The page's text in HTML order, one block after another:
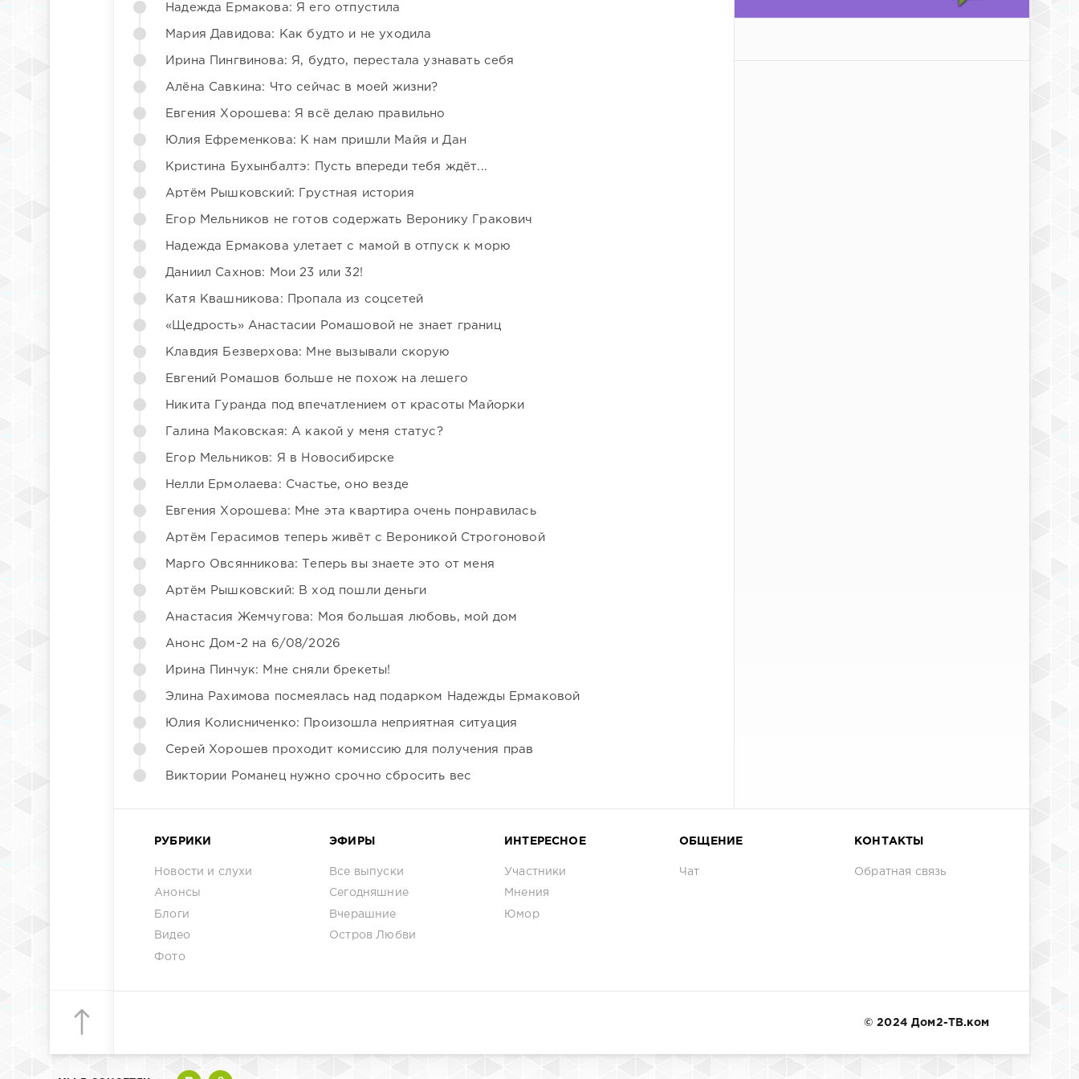
Надежда Ермакова: Я его отпустила
Мария Давидова: Как будто и не уходила
Ирина Пингвинова: Я, будто, перестала узнавать себя
Алёна Савкина: Что сейчас в моей жизни?
Евгения Хорошева: Я всё делаю правильно
Юлия Ефременкова: К нам пришли Майя и Дан
Кристина Бухынбалтэ: Пусть впереди тебя ждёт...
Артём Рышковский: Грустная история
Егор Мельников не готов содержать Веронику Гракович
Надежда Ермакова улетает с мамой в отпуск к морю
Даниил Сахнов: Мои 23 или 32!
Катя Квашникова: Пропала из соцсетей
«Щедрость» Анастасии Ромашовой не знает границ
Клавдия Безверхова: Мне вызывали скорую
Евгений Ромашов больше не похож на лешего
Никита Гуранда под впечатлением от красоты Майорки
Галина Маковская: А какой у меня статус?
Егор Мельников: Я в Новосибирске
Нелли Ермолаева: Счастье, оно везде
Евгения Хорошева: Мне эта квартира очень понравилась
Артём Герасимов теперь живёт с Вероникой Строгоновой
Марго Овсянникова: Теперь вы знаете это от меня
Артём Рышковский: В ход пошли деньги
Анастасия Жемчугова: Моя большая любовь, мой дом
Анонс Дом-2 на 6/08/2026
Ирина Пинчук: Мне сняли брекеты!
Элина Рахимова посмеялась над подарком Надежды Ермаковой
Юлия Колисниченко: Произошла неприятная ситуация
Серей Хорошев проходит комиссию для получения прав
Виктории Романец нужно срочно сбросить вес
РУБРИКИ
Новости и слухи
Анонсы
Блоги
Видео
Фото
ЭФИРЫ
Все выпуски
Сегодняшние
Вчерашние
Остров Любви
ИНТЕРЕСНОЕ
Участники
Мнения
Юмор
ОБЩЕНИЕ
Чат
КОНТАКТЫ
Обратная связь
© 2024 Дом2-ТВ.ком